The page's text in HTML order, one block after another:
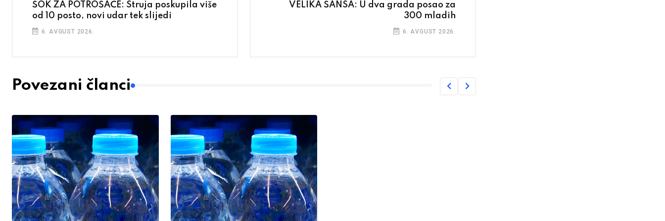
ŠOK ZA POTROŠAČE: Struja poskupila više
od 10 posto, novi udar tek slijedi
6. AVGUST 2026.
VELIKA ŠANSA: U dva grada posao za
300 mladih
6. AVGUST 2026.
Povezani članci